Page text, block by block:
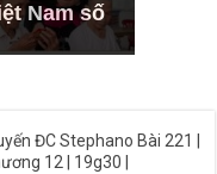
Nam số
ĐC Stephano Bài 221 |
12 | 19g30 |